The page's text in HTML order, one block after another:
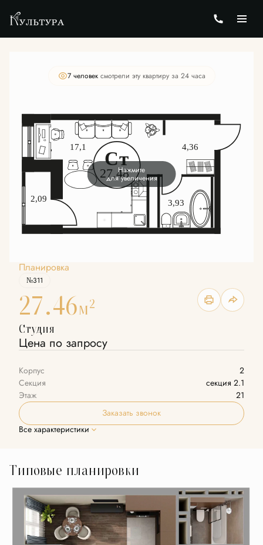
Студия27.46 м Цена по запросу
7 человек смотрели эту квартиру за 24 часа
Нажмите
для увеличения
Планировка
№311
27.46м2
Студия
Цена по запросу
Корпус
2
Секция
секция 2.1
Этаж
21
Заказать звонок
Все характеристики
Типовые планировки